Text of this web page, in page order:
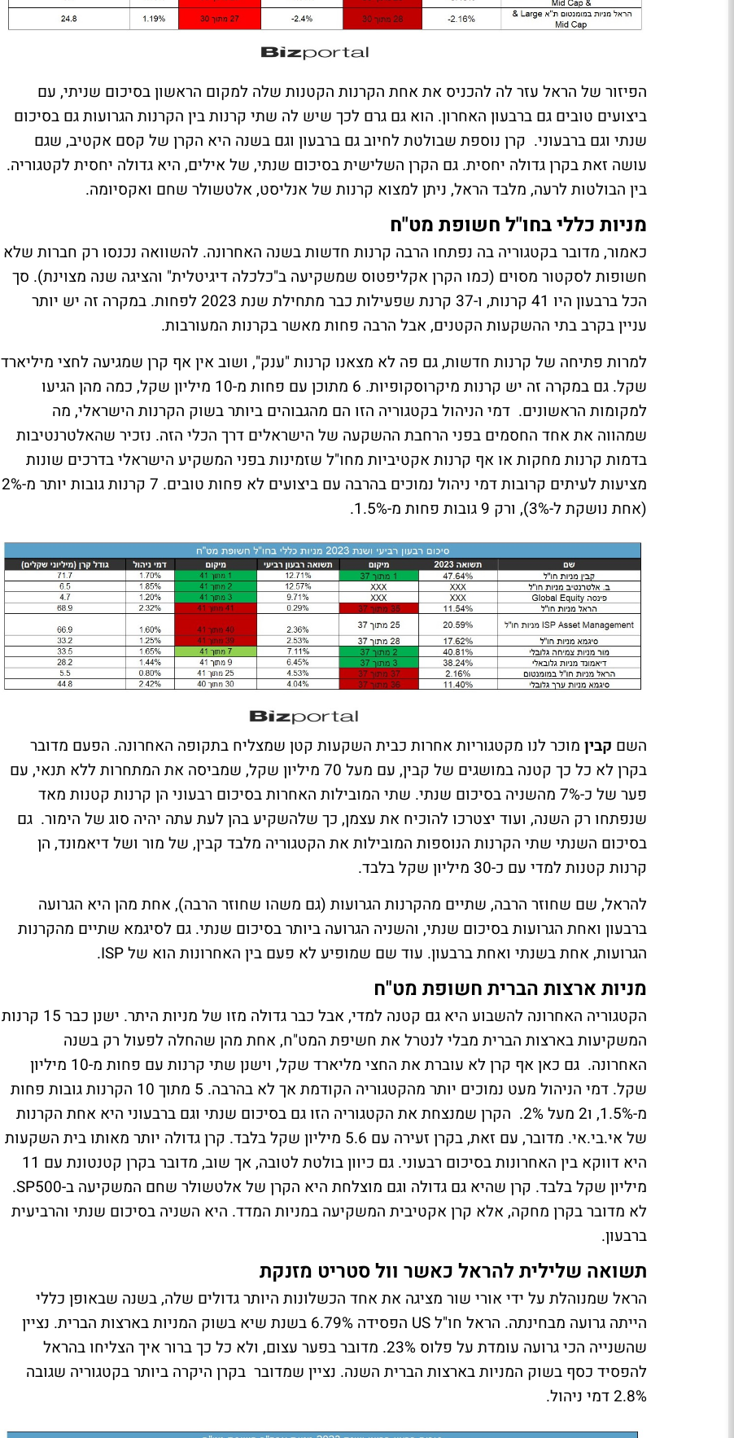
הפיזור של הראל עזר לה להכניס את אחת הקרנות הקטנות שלה למקום הראשון בסיכום שניתי, עם
ביצועים טובים גם ברבעון האחרון. הוא גם גרם לכך שיש לה שתי קרנות בין הקרנות הגרועות גם בסיכום
שנתי וגם ברבעוני. קרן נוספת שבולטת לחיוב גם ברבעון וגם בשנה היא הקרן של קסם אקטיב, שגם
עושה זאת בקרן גדולה יחסית. גם הקרן השלישית בסיכום שנתי, של אילים, היא גדולה יחסית לקטגוריה.
בין הבולטות לרעה, מלבד הראל, ניתן למצוא קרנות של אנליסט, אלטשולר שחם ואקסיומה.
מניות כללי בחו"ל חשופת מט"ח
כאמור, מדובר בקטגוריה בה נפתחו הרבה קרנות חדשות בשנה האחרונה. להשוואה נכנסו רק חברות שלא
חשופות לסקטור מסוים (כמו הקרן אקליפטוס שמשקיעה ב"כלכלה דיגיטלית" והציגה שנה מצוינת). סך
הכל ברבעון היו 41 קרנות, ו-37 קרנת שפעילות כבר מתחילת שנת 2023 לפחות. במקרה זה יש יותר
עניין בקרב בתי ההשקעות הקטנים, אבל הרבה פחות מאשר בקרנות המעורבות.
למרות פתיחה של קרנות חדשות, גם פה לא מצאנו קרנות "ענק", ושוב אין אף קרן שמגיעה לחצי מיליארד
שקל. גם במקרה זה יש קרנות מיקרוסקופיות. 6 מתוכן עם פחות מ-10 מיליון שקל, כמה מהן הגיעו
למקומות הראשונים. דמי הניהול בקטגוריה הזו הם מהגבוהים ביותר בשוק הקרנות הישראלי, מה
שמהווה את אחד החסמים בפני הרחבת ההשקעה של הישראלים דרך הכלי הזה. נזכיר שהאלטרנטיבות
בדמות קרנות מחקות או אף קרנות אקטיביות מחו"ל שזמינות בפני המשקיע הישראלי בדרכים שונות
מציעות לעיתים קרובות דמי ניהול נמוכים בהרבה עם ביצועים לא פחות טובים. 7 קרנות גובות יותר מ-2%
(אחת נושקת ל-3%), ורק 9 גובות פחות מ-1.5%.
השם קבין מוכר לנו מקטגוריות אחרות כבית השקעות קטן שמצליח בתקופה האחרונה. הפעם מדובר
בקרן לא כל כך קטנה במושגים של קבין, עם מעל 70 מיליון שקל, שמביסה את המתחרות ללא תנאי, עם
פער של כ-7% מהשניה בסיכום שנתי. שתי המובילות האחרות בסיכום רבעוני הן קרנות קטנות מאד
שנפתחו רק השנה, ועוד יצטרכו להוכיח את עצמן, כך שלהשקיע בהן לעת עתה יהיה סוג של הימור. גם
בסיכום השנתי שתי הקרנות הנוספות המובילות את הקטגוריה מלבד קבין, של מור ושל דיאמונד, הן
קרנות קטנות למדי עם כ-30 מיליון שקל בלבד.
להראל, שם שחוזר הרבה, שתיים מהקרנות הגרועות (גם משהו שחוזר הרבה), אחת מהן היא הגרועה
ברבעון ואחת הגרועות בסיכום שנתי, והשניה הגרועה ביותר בסיכום שנתי. גם לסיגמא שתיים מהקרנות
הגרועות, אחת בשנתי ואחת ברבעון. עוד שם שמופיע לא פעם בין האחרונות הוא של ISP.
מניות ארצות הברית חשופת מט"ח
הקטגוריה האחרונה להשבוע היא גם קטנה למדי, אבל כבר גדולה מזו של מניות היתר. ישנן כבר 15 קרנות
המשקיעות בארצות הברית מבלי לנטרל את חשיפת המט"ח, אחת מהן שהחלה לפעול רק בשנה
האחרונה. גם כאן אף קרן לא עוברת את החצי מליארד שקל, וישנן שתי קרנות עם פחות מ-10 מיליון
שקל. דמי הניהול מעט נמוכים יותר מהקטגוריה הקודמת אך לא בהרבה. 5 מתוך 10 הקרנות גובות פחות
מ-1.5%, ו2 מעל 2%. הקרן שמנצחת את הקטגוריה הזו גם בסיכום שנתי וגם ברבעוני היא אחת הקרנות
של אי.בי.אי. מדובר, עם זאת, בקרן זעירה עם 5.6 מיליון שקל בלבד. קרן גדולה יותר מאותו בית השקעות
היא דווקא בין האחרונות בסיכום רבעוני. גם כיוון בולטת לטובה, אך שוב, מדובר בקרן קטנטונת עם 11
מיליון שקל בלבד. קרן שהיא גם גדולה וגם מוצלחת היא הקרן של אלטשולר שחם המשקיעה ב-SP500.
לא מדובר בקרן מחקה, אלא קרן אקטיבית המשקיעה במניות המדד. היא השניה בסיכום שנתי והרביעית
ברבעון.
תשואה שלילית להראל כאשר וול סטריט מזנקת
הראל שמנוהלת על ידי אורי שור מציגה את אחד הכשלונות היותר גדולים שלה, בשנה שבאופן כללי
הייתה גרועה מבחינתה. הראל חו"ל US הפסידה 6.79% בשנת שיא בשוק המניות בארצות הברית. נציין
שהשנייה הכי גרועה עומדת על פלוס 23%. מדובר בפער עצום, ולא כל כך ברור איך הצליחו בהראל
להפסיד כסף בשוק המניות בארצות הברית השנה. נציין שמדובר בקרן היקרה ביותר בקטגוריה שגובה
2.8% דמי ניהול.